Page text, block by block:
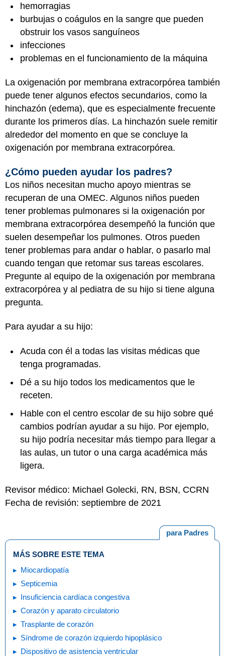
hemorragias
burbujas o coágulos en la sangre que pueden
obstruir los vasos sanguíneos
infecciones
problemas en el funcionamiento de la máquina
La oxigenación por membrana extracorpórea también
puede tener algunos efectos secundarios, como la
hinchazón (edema), que es especialmente frecuente
durante los primeros días. La hinchazón suele remitir
alrededor del momento en que se concluye la
oxigenación por membrana extracorpórea.
¿Cómo pueden ayudar los padres?
Los niños necesitan mucho apoyo mientras se
recuperan de una OMEC. Algunos niños pueden
tener problemas pulmonares si la oxigenación por
membrana extracorpórea desempeñó la función que
suelen desempeñar los pulmones. Otros pueden
tener problemas para andar o hablar, o pasarlo mal
cuando tengan que retomar sus tareas escolares.
Pregunte al equipo de la oxigenación por membrana
extracorpórea y al pediatra de su hijo si tiene alguna
pregunta.
Para ayudar a su hijo:
Acuda con él a todas las visitas médicas que
tenga programadas.
Dé a su hijo todos los medicamentos que le
receten.
Hable con el centro escolar de su hijo sobre qué
cambios podrían ayudar a su hijo. Por ejemplo,
su hijo podría necesitar más tiempo para llegar a
las aulas, un tutor o una carga académica más
ligera.
Revisor médico: Michael Golecki, RN, BSN, CCRN
Fecha de revisión: septiembre de 2021
para Padres
MÁS SOBRE ESTE TEMA
Miocardiopatía
Septicemia
Insuficiencia cardíaca congestiva
Corazón y aparato circulatorio
Trasplante de corazón
Síndrome de corazón izquierdo hipoplásico
Dispositivo de asistencia ventricular